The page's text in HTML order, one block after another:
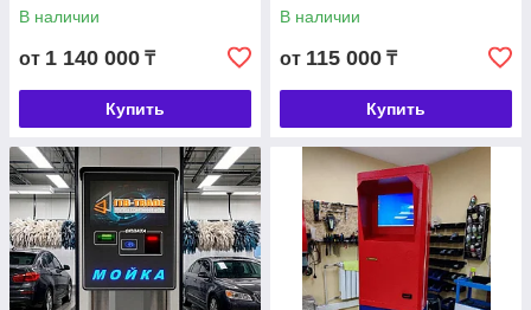
В наличии
от 1 140 000 ₸
Купить
В наличии
от 115 000 ₸
Купить